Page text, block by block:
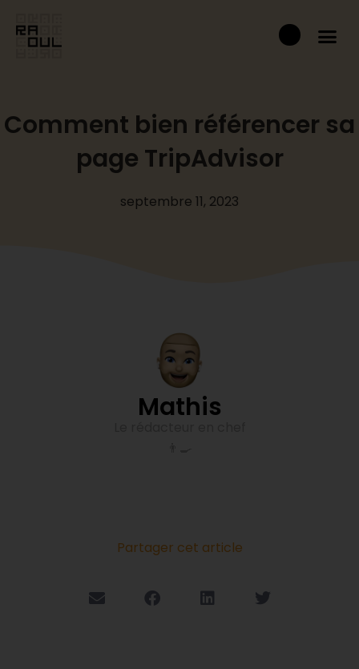
contenu
Panier
Comment bien référencer sa
page TripAdvisor
septembre 11, 2023
Mathis
Partager cet article